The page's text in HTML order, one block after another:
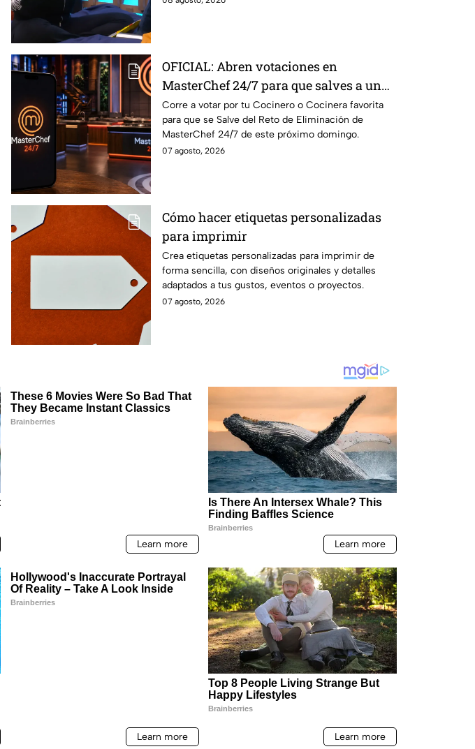
OFICIAL: Abren votaciones en
MasterChef 24/7 para que salves a un
Cocinero del Reto de Eliminación de
este domingo
Corre a votar por tu Cocinero o Cocinera favorita
para que se Salve del Reto de Eliminación de
MasterChef 24/7 de este próximo domingo.
07 agosto, 2026
Cómo hacer etiquetas personalizadas
para imprimir
Crea etiquetas personalizadas para imprimir de
forma sencilla, con diseños originales y detalles
adaptados a tus gustos, eventos o proyectos.
07 agosto, 2026